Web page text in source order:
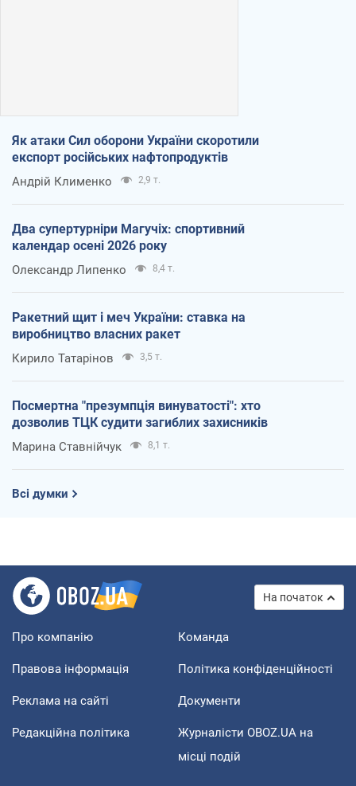
Як атаки Сил оборони України скоротили
експорт російських нафтопродуктів
Андрій Клименко 2,9 т.
Два супертурніри Магучіх: спортивний
календар осені 2026 року
Олександр Липенко 8,4 т.
Ракетний щит і меч України: ставка на
виробництво власних ракет
Кирило Татарінов 3,5 т.
Посмертна "презумпція винуватості": хто
дозволив ТЦК судити загиблих захисників
Марина Ставнійчук 8,1 т.
Всі думки
На початок
Про компанію Команда
Правова інформація Політика конфіденційності
Реклама на сайті Документи
Редакційна політика
Журналісти OBOZ.UA на
місці подій